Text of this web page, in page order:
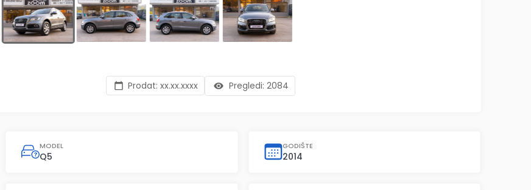
Prodat: xx.xx.xxxx Pregledi: 2084
MODEL
Q5
GODIŠTE
2014